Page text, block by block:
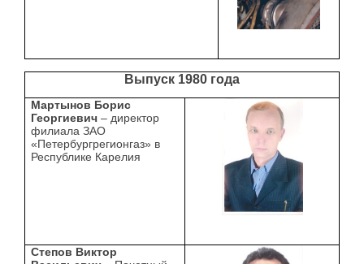
Выпуск 1980 года
Мартынов Борис
Георгиевич – директор
филиала ЗАО
«Петербургрегионгаз» в
Республике Карелия
Степов Виктор